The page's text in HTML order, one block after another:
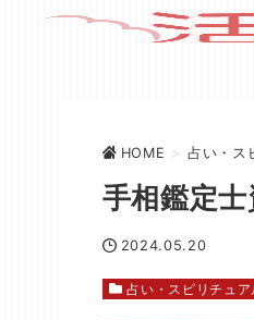
HOME > 占い・ス
手相鑑定
2024.05.20
占い・スピリチュ